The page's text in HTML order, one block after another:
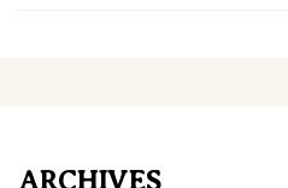
ARCHIVES